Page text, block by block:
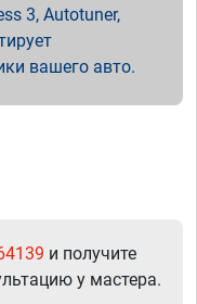
3, Autotuner,
вашего авто.
и получите
у мастера.